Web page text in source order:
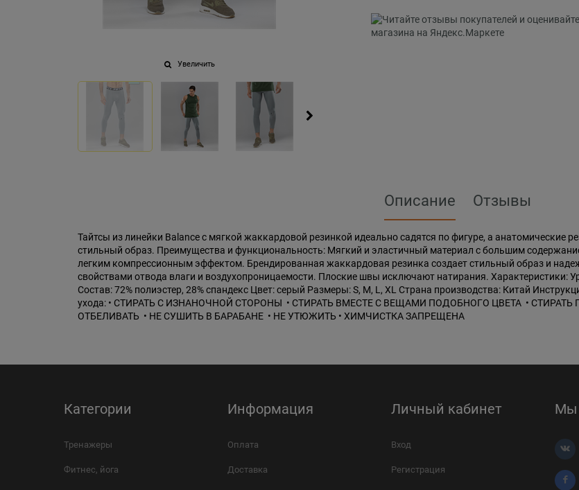
Увеличить
Описание Отзывы
Тайтсы из линейки Balance с мягкой жаккардовой резинкой идеально садятся по фигуре, а
стильный образ. Преимущества и функциональность: Мягкий и эластичный материал с большим
легким компрессионным эффектом. Брендированная жаккардовая резинка создает стильный образ и
свойствами отвода влаги и воздухопроницаемости. Плоские швы исключают натирания. Характеристики:
Состав: 72% полиэстер, 28% спандекс Цвет: серый Размеры: S, M, L, XL Страна производства: Китай
ухода: • СТИРАТЬ C ИЗНАНОЧНОЙ СТОРОНЫ • СТИРАТЬ ВМЕСТЕ С ВЕЩАМИ ПОДОБНОГО ЦВЕТА • СТИРАТЬ
ОТБЕЛИВАТЬ • НЕ СУШИТЬ В БАРАБАНЕ • НЕ УТЮЖИТЬ • ХИМЧИСТКА ЗАПРЕЩЕНА
Категории
Тренажеры
Фитнес, йога
Информация
Оплата
Доставка
Личный кабинет
Вход
Регистрация
Мы